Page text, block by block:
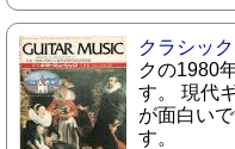
クラシッ
クの1980
す。 現代
が面白い
す。